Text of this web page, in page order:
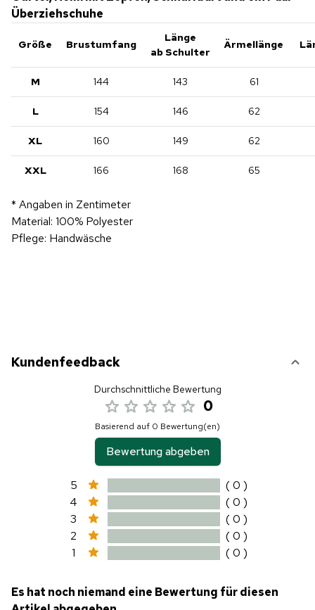
Überziehschuhe
Größe Brustumfang
Länge
ab Schulter
Ärmellänge
M 144 143 61
L 154 146 62
XL 160 149 62
XXL 166 168 65
* Angaben in Zentimeter
Material: 100% Polyester
Pflege: Handwäsche
Kundenfeedback
Durchschnittliche Bewertung
0
Basierend auf 0 Bewertung(en)
Bewertung abgeben
5
( 0 )
4
( 0 )
3
( 0 )
2
( 0 )
1
( 0 )
Es hat noch niemand eine Bewertung für diesen